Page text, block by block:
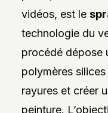
vidéos, est le
technologie du
procédé dépose
polymères
rayures et créer
peinture.